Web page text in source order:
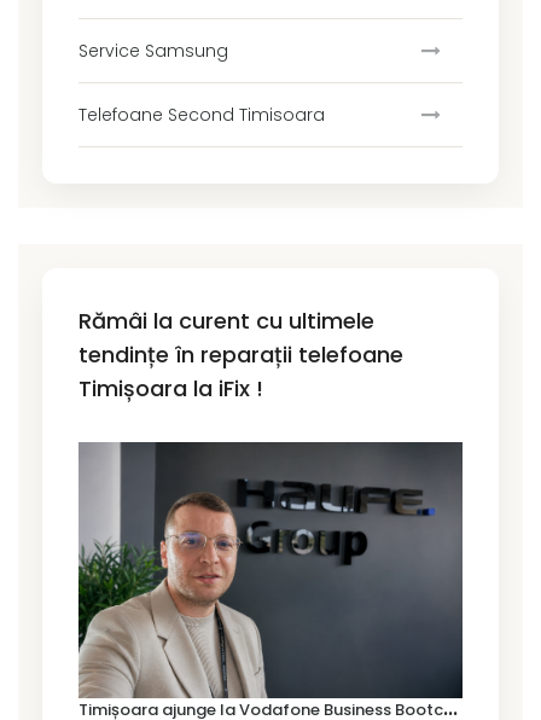
Service Samsung
Telefoane Second Timisoara
Rămâi la curent cu ultimele
tendințe în reparații telefoane
Timișoara la iFix !
T
imișoara ajunge la Vodafone Business Bootcamp prin Marius Cermian de la Armour România